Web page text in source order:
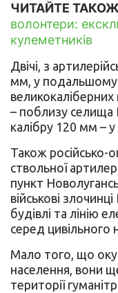
ЧИТАЙТЕ
волонтери:
кулеметників
Двічі, з
мм, у подальшому
великокаліберних
– поблизу селища
калібру 120 мм –
Також російсько-
ствольної
пункт
військові
будівлі та лінію
серед цивільного
Мало того, що
населення, вони
території